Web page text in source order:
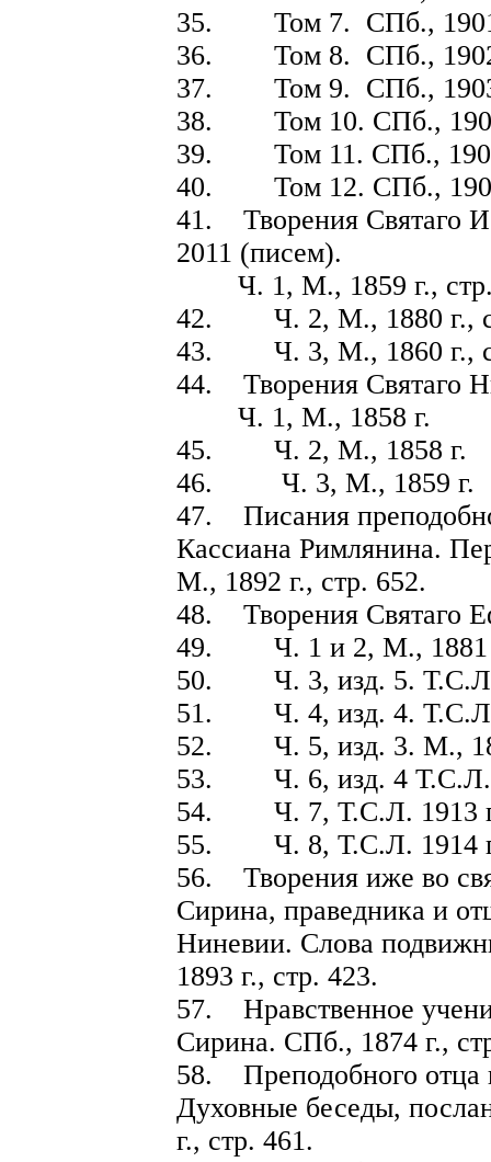
35. Том 7. СПб., 1901
36. Том 8. СПб., 1902
37. Том 9. СПб., 1903
38. Том 10. СПб.,
39. Том 11. СПб., 1905
40. Том 12. СПб.,
41. Творения Святаго
2011 (писем).
Ч. 1, М., 1859 г., стр.
42. Ч. 2, М., 1880 г.,
43. Ч. 3, М., 1860 г.,
44. Творения Святаго
Ч. 1, М., 1858 г.
45. Ч. 2, М., 1858 г.
46. Ч. 3, М., 1859 г.
47. Писания
Кассиана Римлянина.
М., 1892 г., стр. 652.
48. Творения Святаго
49. Ч. 1 и 2, М., 1881
50. Ч. 3, изд. 5. Т.С.Л.
51. Ч. 4, изд. 4. Т.С.Л.
52. Ч. 5, изд. 3. М.,
53. Ч. 6, изд. 4 Т.С.Л.
54. Ч. 7, Т.С.Л. 1913
55. Ч. 8, Т.С.Л. 1914
56. Творения иже во
Сирина, праведника и
Ниневии. Слова
1893 г., стр. 423.
57. Нравственное
Сирина. СПб., 1874 г.,
58. Преподобного отца
Духовные беседы,
г., стр. 461.